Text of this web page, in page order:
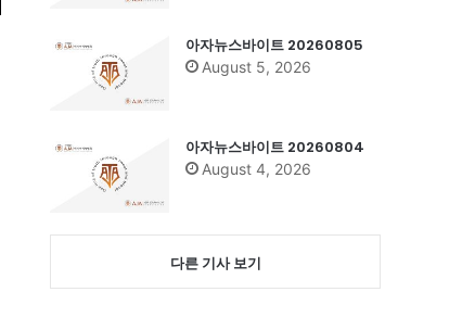
아자뉴스바이트 20260805
August 5, 2026
아자뉴스바이트 20260804
August 4, 2026
다른 기사 보기